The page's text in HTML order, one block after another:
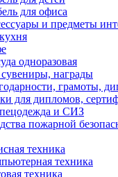
для офиса
и предметы
одноразовая
награды
грамоты,
для дипломов,
и СИЗ
пожарной
техника
техника
техника